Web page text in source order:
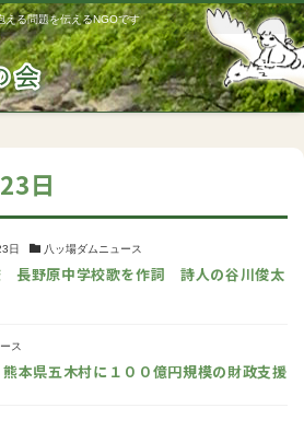
える問題を伝えるNGOです
日
日 八ッ場ダムニュース
長野原中学校歌を作詞 詩人の谷川俊太
ス
本県五木村に１００億円規模の財政支援